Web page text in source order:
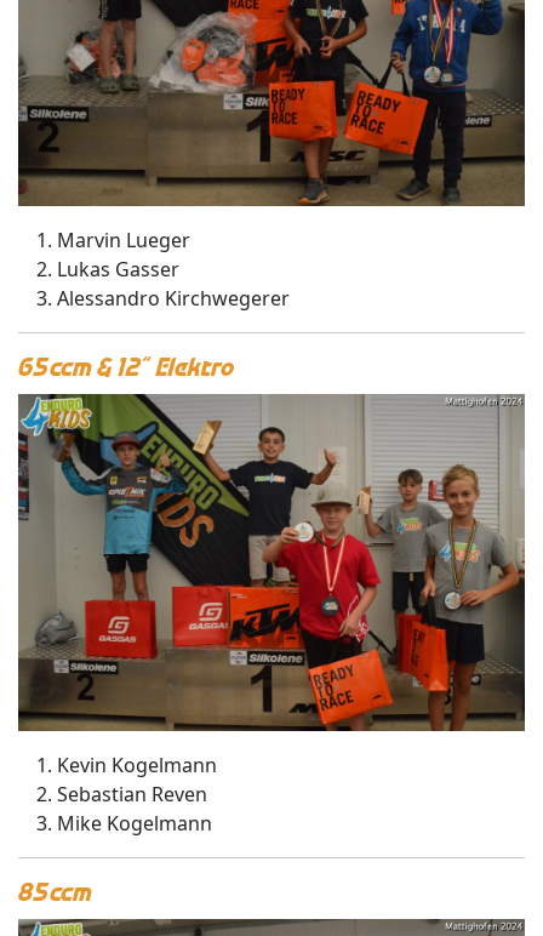
Marvin Lueger
Lukas Gasser
Alessandro Kirchwegerer
65ccm & 12“ Elektro
Kevin Kogelmann
Sebastian Reven
Mike Kogelmann
85ccm